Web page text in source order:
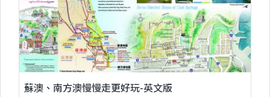
蘇澳、南方澳慢慢走更好玩-英文版